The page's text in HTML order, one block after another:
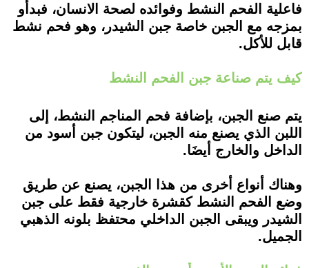
فاعلية الفحم النشط وفوائده لصحة الانسان، فبدأو
بمزجه مع الجبن خاصة جبن الشيدر، وهو فحم نشط
قابل للأكل.
كيف يتم صناعة جبن الفحم النشط
يتم صنع الجبن، بإضافة فحم المناجم النشط، إلى
اللبن الذي يصنع منه الجبن، ليتكون جبن أسود من
الداخل والخارج أيضَا.
وهناك أنواع أخرى من هذا الجبن، يصنع عن طريق
وضع الفحم النشط كقشرة خارجية فقط على جبن
الشيدر ويبقى الجبن الداخلي محتفظ بلونه الذهبي
الجميل.